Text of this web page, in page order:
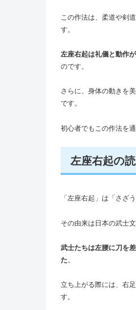
この作法は、柔道や剣
す。
左座右起は礼儀と動作
のです。
さらに、身体の動きを
です。
初心者でもこの作法を
左座右起の
「左座右起」は「さざ
その由来は日本の武士
武士たちは左腰に刀を
た。
立ち上がる際には、右
す。